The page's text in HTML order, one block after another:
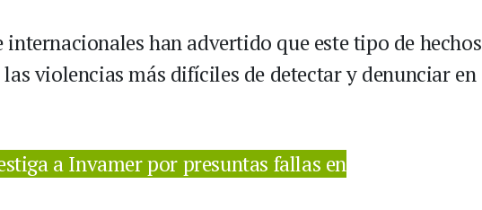
internacionales han advertido que este tipo de hechos
violencias más difíciles de detectar y denunciar en
a Invamer por presuntas fallas en